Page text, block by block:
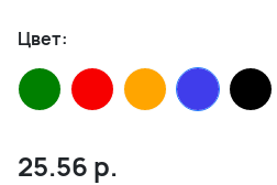
Цвет:
25.56 р.